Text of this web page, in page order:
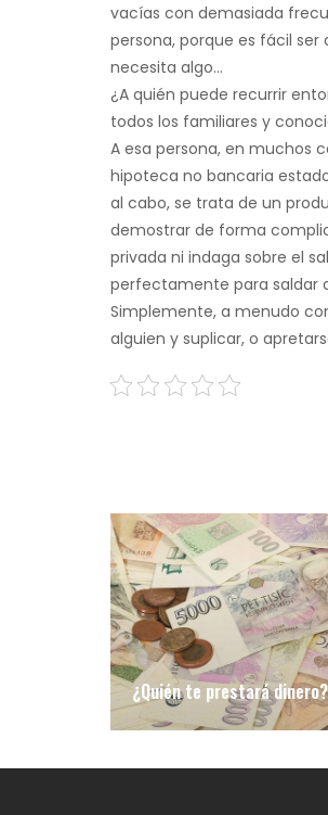
vacías con demasiada
persona, porque es fácil
necesita algo…
¿A quién puede recurrir
todos los familiares y
A esa persona, en muchos
hipoteca no bancaria
al cabo, se trata de un
demostrar de forma
privada ni indaga sobre el
perfectamente para saldar
Simplemente, a menudo
alguien y suplicar, o
¿Quién te prestará dinero?